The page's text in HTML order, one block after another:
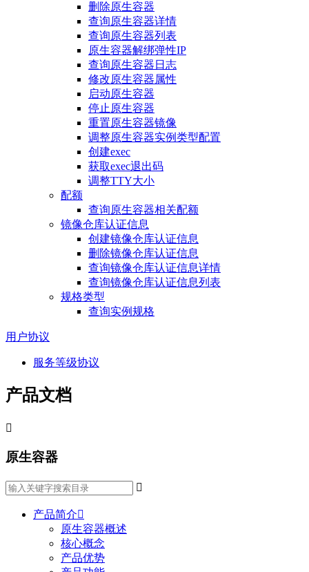
删除原生容器
查询原生容器详情
查询原生容器列表
原生容器解绑弹性IP
查询原生容器日志
修改原生容器属性
启动原生容器
停止原生容器
重置原生容器镜像
调整原生容器实例类型配置
创建exec
获取exec退出码
调整TTY大小
配额
查询原生容器相关配额
镜像仓库认证信息
创建镜像仓库认证信息
删除镜像仓库认证信息
查询镜像仓库认证信息详情
查询镜像仓库认证信息列表
规格类型
查询实例规格
用户协议
服务等级协议
产品文档

原生容器

产品简介
原生容器概述
核心概念
产品优势